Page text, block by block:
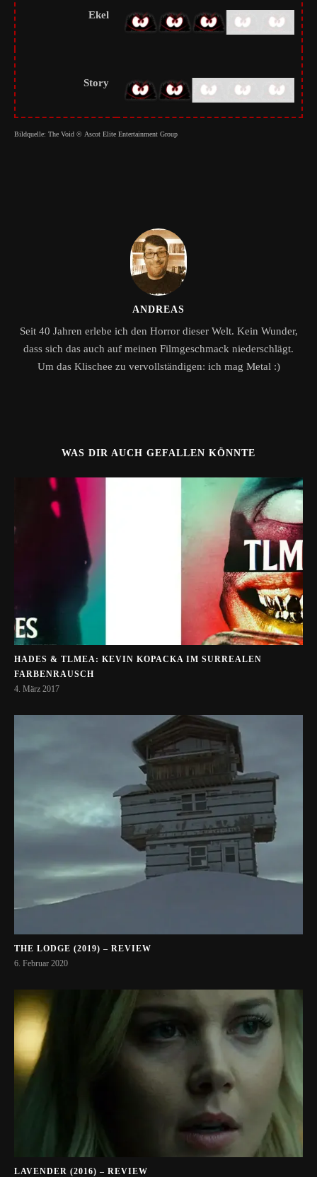
Ekel
Story
Bildquelle: The Void © Ascot Elite Entertainment Group
ANDREAS
Seit 40 Jahren erlebe ich den Horror dieser Welt. Kein Wunder,
dass sich das auch auf meinen Filmgeschmack niederschlägt.
Um das Klischee zu vervollständigen: ich mag Metal :)
WAS DIR AUCH GEFALLEN KÖNNTE
HADES & TLMEA: KEVIN KOPACKA IM SURREALEN
FARBENRAUSCH
4. März 2017
THE LODGE (2019) – REVIEW
6. Februar 2020
LAVENDER (2016) – REVIEW